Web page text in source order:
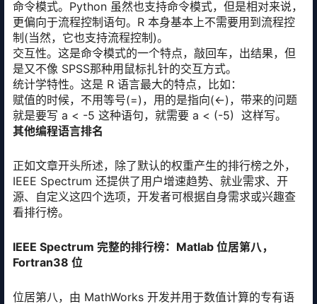
命令模式。Python 虽然也支持命令模式，但是相对来说，
更偏向于流程控制语句。R 本身基本上不需要用到流程控
制(当然，它也支持流程控制)。
交互性。这是命令模式的一个特点，敲回车，出结果，但
是又不像 SPSS那种用鼠标扎针的交互方式。
统计学特性。这是 R 语言最大的特点，比如：
赋值的时候，不用等号(=)，用的是指向(<-)，带来的问题
就是要写 a < -5 这种语句，就需要 a < (-5) 这样写。
其他编程语言排名
正如文章开头所述，除了默认的权重产生的排行榜之外，
IEEE Spectrum 还提供了用户增速趋势、就业需求、开
源、自定义这四个选项，开发者可根据自身需求或兴趣查
看排行榜。
IEEE Spectrum 完整的排行榜：Matlab 位居第八，
Fortran38 位
位居第八，由 MathWorks 开发并用于数值计算的专有语